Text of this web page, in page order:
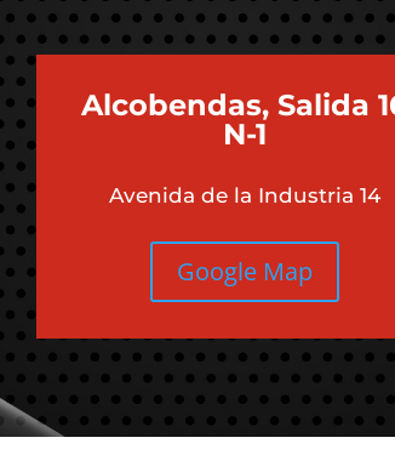
Alcobendas, Salida
N-1
Avenida de la Industria 14
Google Map